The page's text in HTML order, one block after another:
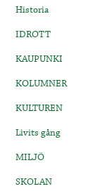
Historia
IDROTT
KAUPUNKI
KOLUMNER
KULTUREN
Livits gång
MILJÖ
SKOLAN